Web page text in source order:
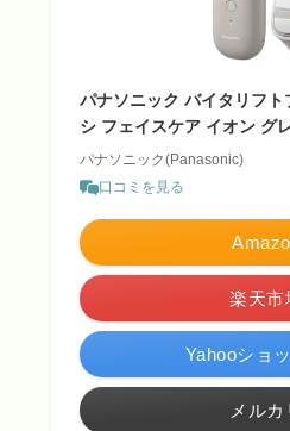
パナソニック バイタリフト
シ フェイスケア イオン グ
パナソニック(Panasonic)
口コミを見る
楽天市
Yahooショ
メルカ